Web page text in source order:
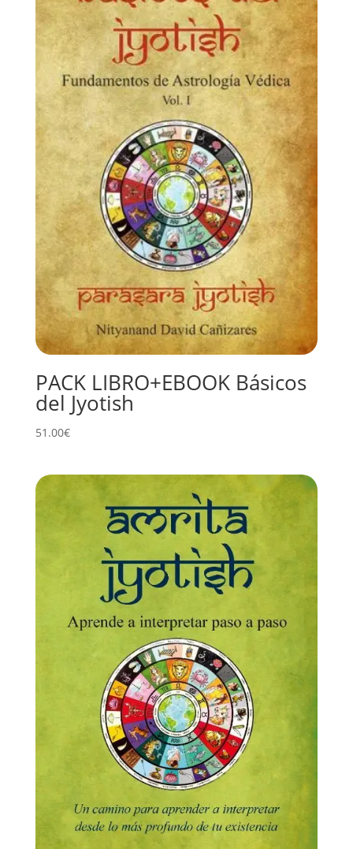
PACK LIBRO+EBOOK Básicos
del Jyotish
51.00€